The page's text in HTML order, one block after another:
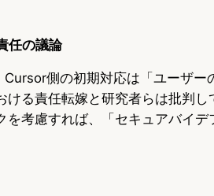
任の議論
側の初期対応は「ユーザー
ける責任転嫁と研究者らは批判
を考慮すれば、「セキュアバイ